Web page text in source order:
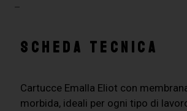
–
SCHEDA TECNICA
Cartucce Emalla Eliot con
morbida, ideali per ogni tipo di